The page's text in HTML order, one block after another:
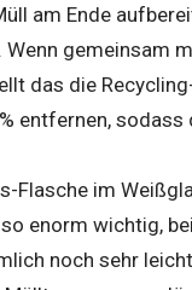
am Ende
gemeinsam
das die
entfernen, sodass
Flasche im
enorm wichtig,
noch sehr